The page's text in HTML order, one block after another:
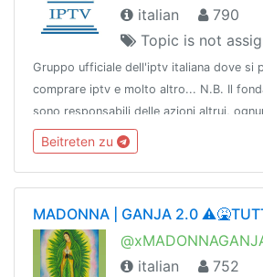
italian
790
Topic is not
Gruppo ufficiale dell'iptv italiana dove si
comprare iptv e molto altro... N.B. Il
sono responsabili delle azioni altrui,
se stesso...
Beitreten zu
italian
752